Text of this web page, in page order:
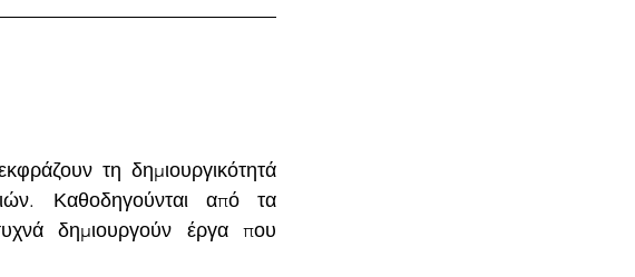
τη δημιουργικότητά
Καθοδηγούνται από τα
δημιουργούν έργα που